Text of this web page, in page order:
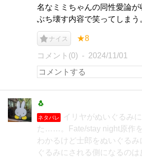
名なミミちゃんの同性愛論
ぶち壊す内容で笑ってしまう
ナイス ★8
コメント(0) 2024/11/01
🐧
ネタバレ
イリヤがぬいぐるみ
た……。Fate/stay night原作
わかるけど士郎をぬいぐる
ぐるみにされる側になるの